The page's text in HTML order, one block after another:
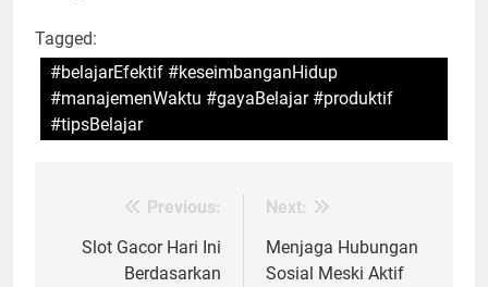
Tagged:
#belajarEfektif #keseimbanganHidup
#manajemenWaktu #gayaBelajar #produktif
#tipsBelajar
navigation
Previous:
Slot Gacor Hari Ini
Berdasarkan
Next:
Menjaga Hubungan
Sosial Meski Aktif